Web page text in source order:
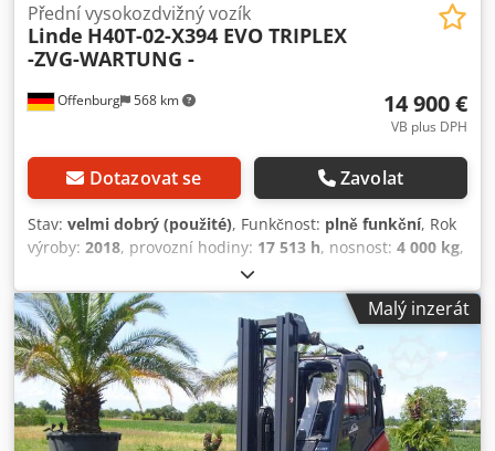
Offenburg 568 km
Přední vysokozdvižný vozík
Linde H40T-02-X394 EVO TRIPLEX
-ZVG-WARTUNG -
14 900 €
VB plus DPH
Dotazovat se Zavolat
Stav: velmi dobrý (použité), Funkčnost: plně funkční, Rok
výroby: 2018, provozní hodiny: 17 513 h, nosnost: 4 000 kg,
, těžiště nákladu:
paliva:plyn, typ stožáru:triplex, stavební výška:2 650
mm, výrobce motorů: , Vybavení:boční posuv, kabina,
osvětlení, svěrka, Triplexový stožár s plným volným
zdvihem, stavební výška: 2650 mm, zdvihová výška: 5365
mm, zařízení na nastavení vidlí s bočním posuvem, max.
rozevření: 1750 mm, délka vidlic: 2450 mm, silniční
osvětlení dle STVO, LED pracovní světlomety vpředu i
Malý inzerát